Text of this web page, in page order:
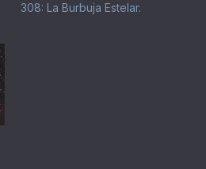
308: La Burbuja Estelar.